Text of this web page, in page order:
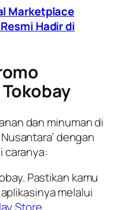
Marketplace
Hadir di
dan minuman di
dengan
caranya:
Pastikan kamu
aplikasinya melalui